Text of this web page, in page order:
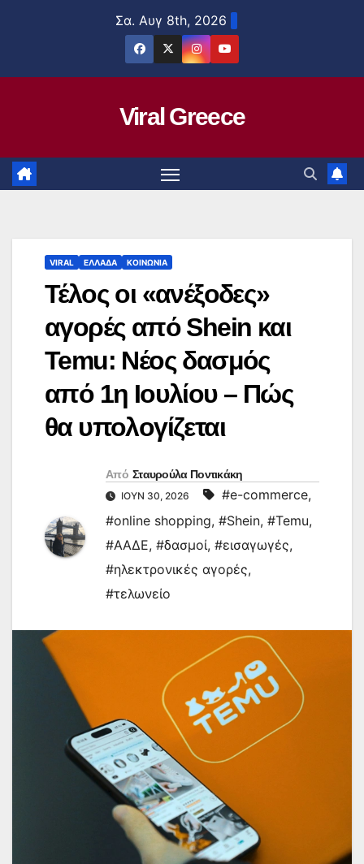
Σα. Αυγ 8th, 2026
Viral Greece
VIRAL ΕΛΛΑΔΑ ΚΟΙΝΩΝΙΑ
Τέλος οι «ανέξοδες»
αγορές από Shein και
Temu: Νέος δασμός
από 1η Ιουλίου – Πώς
θα υπολογίζεται
Από Σταυρούλα Ποντικάκη
ΙΟΎΝ 30, 2026 #e-commerce,
#online shopping, #Shein, #Temu,
#ΑΑΔΕ, #δασμοί, #εισαγωγές,
#ηλεκτρονικές αγορές,
#τελωνείο